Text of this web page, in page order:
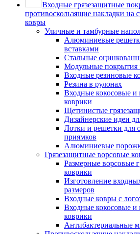
Входные грязезащитные
противоскользящие накладки на
ковры
Уличные и тамбурные
Алюминиевые
вставками
Стальные
Модульные
Входные резиновые
Резина в рулонах
Входные кокосовые
коврики
Щетинистые
Дизайнерские идеи
Лотки и решетки для
приямков
Алюминиевые
Грязезащитные ворсовые
Размерные ворсовые
коврики
Изготовление
размеров
Входные ковры с
Входные кокосовые
коврики
Антибактериальные